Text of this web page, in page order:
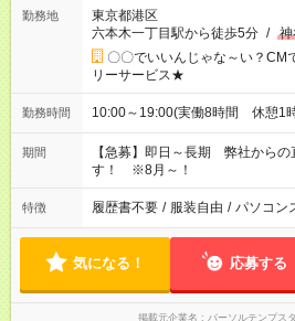
勤務地
東京都港区
六本木一丁目駅から徒歩5分 /
〇〇でいいんじゃな～い？CM
リーサービス★
勤務時間 10:00～19:00(実働8時間 休憩1
期間
【急募】即日～長期 弊社から
す！ ※8月～！
特徴 履歴書不要 / 服装自由 / パソコン
気になる！ 応募する
掲載元企業名 パーソルテンプス